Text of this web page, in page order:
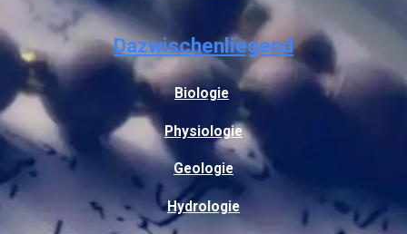
Dazwischenliegend
Biologie
Physiologie
Geologie
Hydrologie